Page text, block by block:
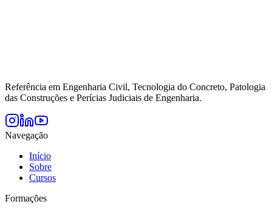
Referência em Engenharia Civil, Tecnologia do Concreto, Patologia
das Construções e Perícias Judiciais de Engenharia.
Navegação
Início
Sobre
Cursos
Formações